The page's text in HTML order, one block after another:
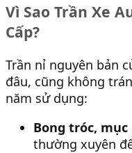
Vì Sao Trần Xe
Cấp?
Trần nỉ nguyên bản
đâu, cũng không
năm sử dụng:
Bong tróc,
thường xuyên